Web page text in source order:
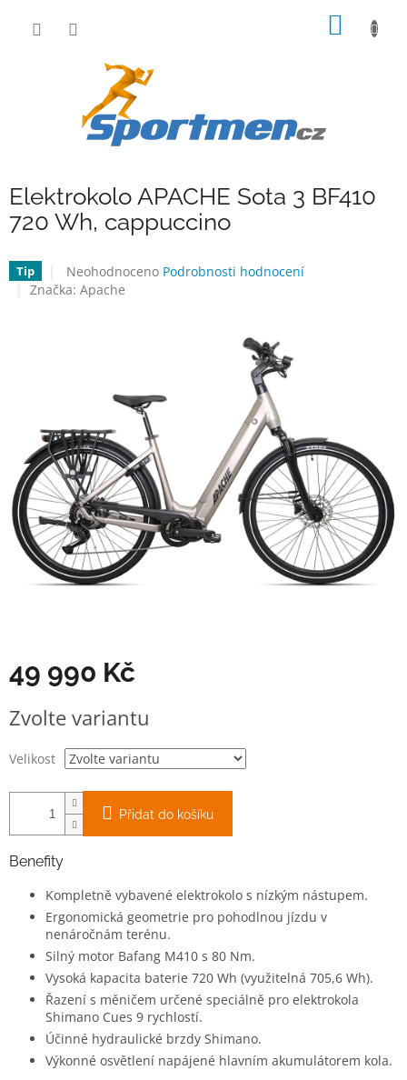
Elektrokolo APACHE Sota 3 BF410
720 Wh, cappuccino
Tip
Průměrné
hodnocení
hvězdiček.
Neohodnoceno Podrobnosti hodnocení
Značka: Apache
49 990 Kč
cena:
Zvolte variantu
Velikost
Přidat do košíku
Benefity
Kompletně vybavené elektrokolo s nízkým nástupem.
Ergonomická geometrie pro pohodlnou jízdu v
nenáročnám terénu.
Silný motor Bafang M410 s 80 Nm.
Vysoká kapacita baterie 720 Wh (využitelná 705,6 Wh).
Řazení s měničem určené speciálně pro elektrokola
Shimano Cues 9 rychlostí.
Účinné hydraulické brzdy Shimano.
Výkonné osvětlení napájené hlavním akumulátorem kola.